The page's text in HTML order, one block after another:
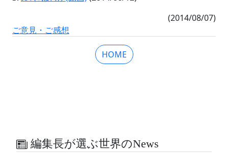
(2014/08/07)
ご意見・ご感想
HOME
編集長が選ぶ世界のNews